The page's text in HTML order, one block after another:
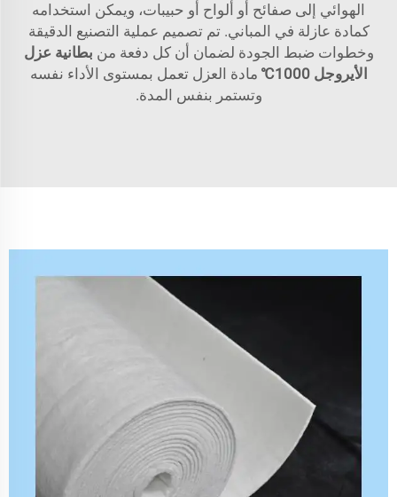
الهوائي إلى صفائح أو ألواح أو حبيبات، ويمكن استخدامه
كمادة عازلة في المباني. تم تصميم عملية التصنيع الدقيقة
وخطوات ضبط الجودة لضمان أن كل دفعة من بطانية عزل
الأيروجل 1000℃
مادة العزل تعمل بمستوى الأداء نفسه
وتستمر بنفس المدة.